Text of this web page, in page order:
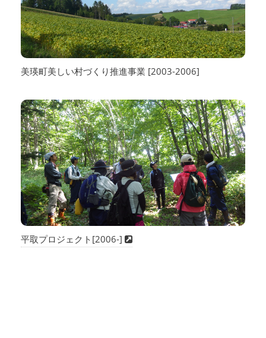
美瑛町美しい村づくり推進事業 [2003-2006]
平取プロジェクト[2006-]